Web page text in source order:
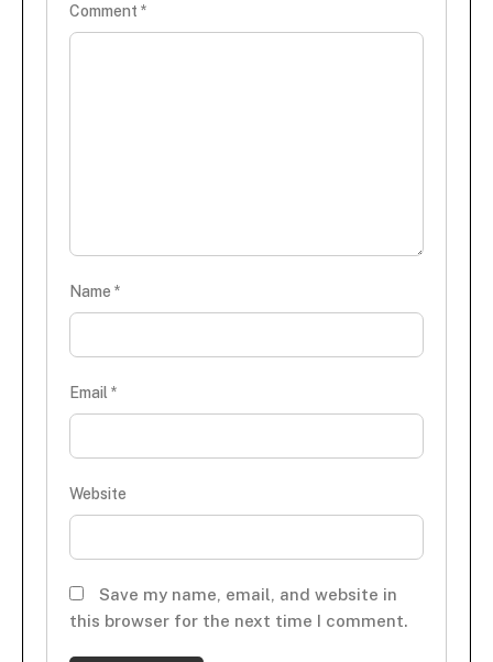
Comment *
Name *
Email *
Website
Save my name, email, and website in
this browser for the next time I comment.